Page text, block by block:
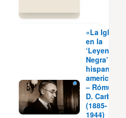
«La Iglesia
en la
‘Leyenda
Negra’
hispano-
americana»
– Rómulo
D. Carbia
(1885-
1944)